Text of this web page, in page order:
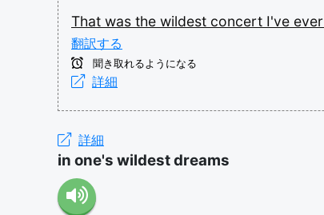
That was the wildest concert I've ever
翻訳する
聞き取れるようになる
詳細
詳細
in one's wildest dreams